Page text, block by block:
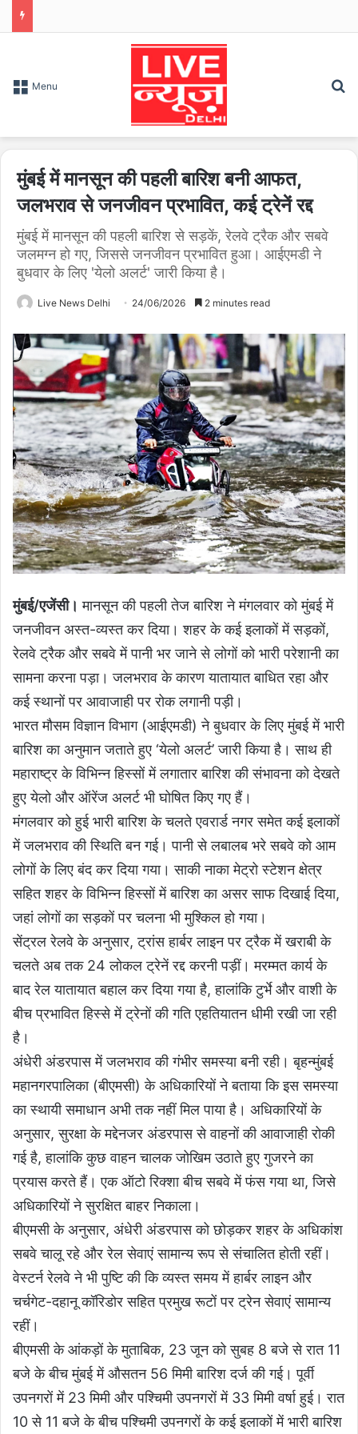
Menu
मुंबई में मानसून की पहली बारिश बनी आफत,
जलभराव से जनजीवन प्रभावित, कई ट्रेनें रद्द
मुंबई में मानसून की पहली बारिश से सड़कें, रेलवे ट्रैक और सबवे
जलमग्न हो गए, जिससे जनजीवन प्रभावित हुआ। आईएमडी ने
बुधवार के लिए 'येलो अलर्ट' जारी किया है।
Live News Delhi 24/06/2026 2 minutes read
मुंबई/एजेंसी। मानसून की पहली तेज बारिश ने मंगलवार को मुंबई में
जनजीवन अस्त-व्यस्त कर दिया। शहर के कई इलाकों में सड़कों,
रेलवे ट्रैक और सबवे में पानी भर जाने से लोगों को भारी परेशानी का
सामना करना पड़ा। जलभराव के कारण यातायात बाधित रहा और
कई स्थानों पर आवाजाही पर रोक लगानी पड़ी।
भारत मौसम विज्ञान विभाग (आईएमडी) ने बुधवार के लिए मुंबई में भारी
बारिश का अनुमान जताते हुए ‘येलो अलर्ट’ जारी किया है। साथ ही
महाराष्ट्र के विभिन्न हिस्सों में लगातार बारिश की संभावना को देखते
हुए येलो और ऑरेंज अलर्ट भी घोषित किए गए हैं।
मंगलवार को हुई भारी बारिश के चलते एवरार्ड नगर समेत कई इलाकों
में जलभराव की स्थिति बन गई। पानी से लबालब भरे सबवे को आम
लोगों के लिए बंद कर दिया गया। साकी नाका मेट्रो स्टेशन क्षेत्र
सहित शहर के विभिन्न हिस्सों में बारिश का असर साफ दिखाई दिया,
जहां लोगों का सड़कों पर चलना भी मुश्किल हो गया।
सेंट्रल रेलवे के अनुसार, ट्रांस हार्बर लाइन पर ट्रैक में खराबी के
चलते अब तक 24 लोकल ट्रेनें रद्द करनी पड़ीं। मरम्मत कार्य के
बाद रेल यातायात बहाल कर दिया गया है, हालांकि टुर्भे और वाशी के
बीच प्रभावित हिस्से में ट्रेनों की गति एहतियातन धीमी रखी जा रही
है।
अंधेरी अंडरपास में जलभराव की गंभीर समस्या बनी रही। बृहन्मुंबई
महानगरपालिका (बीएमसी) के अधिकारियों ने बताया कि इस समस्या
का स्थायी समाधान अभी तक नहीं मिल पाया है। अधिकारियों के
अनुसार, सुरक्षा के मद्देनजर अंडरपास से वाहनों की आवाजाही रोकी
गई है, हालांकि कुछ वाहन चालक जोखिम उठाते हुए गुजरने का
प्रयास करते हैं। एक ऑटो रिक्शा बीच सबवे में फंस गया था, जिसे
अधिकारियों ने सुरक्षित बाहर निकाला।
बीएमसी के अनुसार, अंधेरी अंडरपास को छोड़कर शहर के अधिकांश
सबवे चालू रहे और रेल सेवाएं सामान्य रूप से संचालित होती रहीं।
वेस्टर्न रेलवे ने भी पुष्टि की कि व्यस्त समय में हार्बर लाइन और
चर्चगेट-दहानू कॉरिडोर सहित प्रमुख रूटों पर ट्रेन सेवाएं सामान्य
रहीं।
बीएमसी के आंकड़ों के मुताबिक, 23 जून को सुबह 8 बजे से रात 11
बजे के बीच मुंबई में औसतन 56 मिमी बारिश दर्ज की गई। पूर्वी
उपनगरों में 23 मिमी और पश्चिमी उपनगरों में 33 मिमी वर्षा हुई। रात
10 से 11 बजे के बीच पश्चिमी उपनगरों के कई इलाकों में भारी बारिश